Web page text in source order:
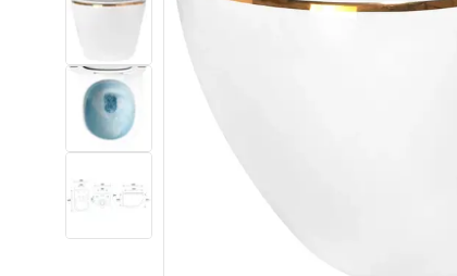
Toiletten
Wastafels
Baden en badwanden